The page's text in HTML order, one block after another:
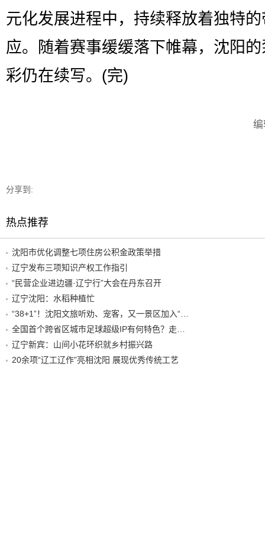
元化发展进程中，持续释放着独特
应。随着赛事缓缓落下帷幕，沈阳
彩仍在续写。(完)
分享到:
热点推荐
沈阳市优化调整七项住房公积金政策举措
辽宁发布三项知识产权工作指引
“民营企业进边疆·辽宁行”大会在丹东召开
辽宁沈阳：水稻种植忙
辽宁新宾：山间小花环织就乡村振兴路
20余项“辽工辽作”亮相沈阳 展现优秀传统工艺